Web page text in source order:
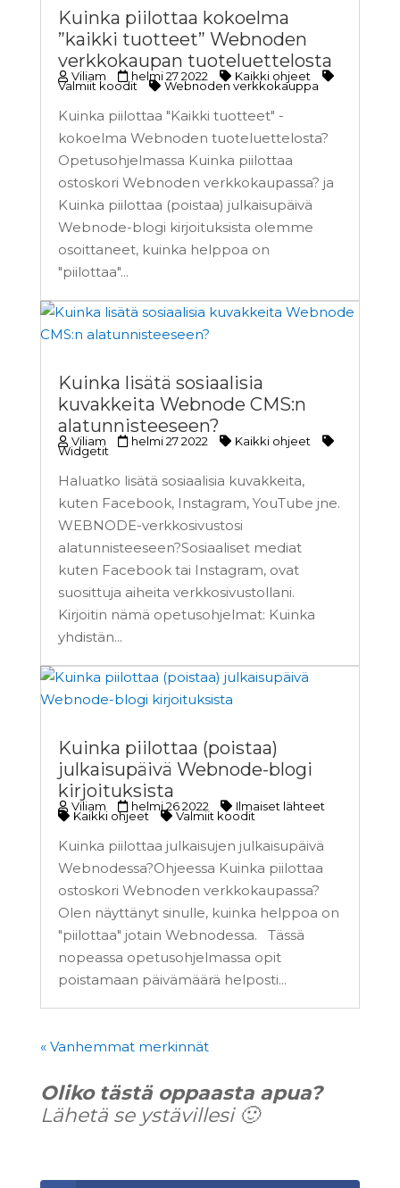
Kuinka piilottaa kokoelma
”kaikki tuotteet” Webnoden
verkkokaupan tuoteluettelosta
Viliam helmi 27 2022 Kaikki ohjeet
Valmiit koodit Webnoden verkkokauppa
Kuinka piilottaa "Kaikki tuotteet" -
kokoelma Webnoden tuoteluettelosta?
Opetusohjelmassa Kuinka piilottaa
ostoskori Webnoden verkkokaupassa? ja
Kuinka piilottaa (poistaa) julkaisupäivä
Webnode-blogi kirjoituksista olemme
osoittaneet, kuinka helppoa on
"piilottaa"...
Kuinka lisätä sosiaalisia
kuvakkeita Webnode CMS:n
alatunnisteeseen?
Viliam helmi 27 2022 Kaikki ohjeet
Widgetit
Haluatko lisätä sosiaalisia kuvakkeita,
kuten Facebook, Instagram, YouTube jne.
WEBNODE-verkkosivustosi
alatunnisteeseen?Sosiaaliset mediat
kuten Facebook tai Instagram, ovat
suosittuja aiheita verkkosivustollani.
Kirjoitin nämä opetusohjelmat: Kuinka
yhdistän...
Kuinka piilottaa (poistaa)
julkaisupäivä Webnode-blogi
kirjoituksista
Viliam helmi 26 2022 Ilmaiset lähteet
Kaikki ohjeet Valmiit koodit
Kuinka piilottaa julkaisujen julkaisupäivä
Webnodessa?Ohjeessa Kuinka piilottaa
ostoskori Webnoden verkkokaupassa?
Olen näyttänyt sinulle, kuinka helppoa on
"piilottaa" jotain Webnodessa. Tässä
nopeassa opetusohjelmassa opit
poistamaan päivämäärä helposti...
« Vanhemmat merkinnät
Oliko tästä oppaasta apua?
Lähetä se ystävillesi 🙂